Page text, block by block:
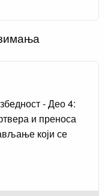
- Део 4:
и преноса
који се